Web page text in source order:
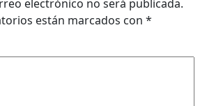
electrónico no será publicada.
están marcados con *